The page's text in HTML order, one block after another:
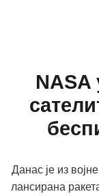
NASA
Данас је из
лансирана